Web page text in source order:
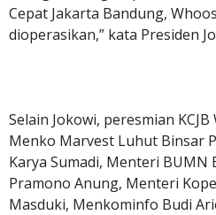
Cepat Jakarta Bandung,
dioperasikan,” kata Presiden
Selain Jokowi, peresmian
Menko Marvest Luhut Binsar
Karya Sumadi, Menteri BUMN
Pramono Anung, Menteri
Masduki, Menkominfo Budi